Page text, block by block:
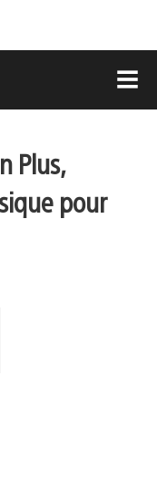
Plus,
pour